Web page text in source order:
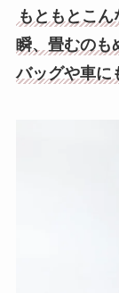
もともとこ
瞬、畳むのも
バッグや車に